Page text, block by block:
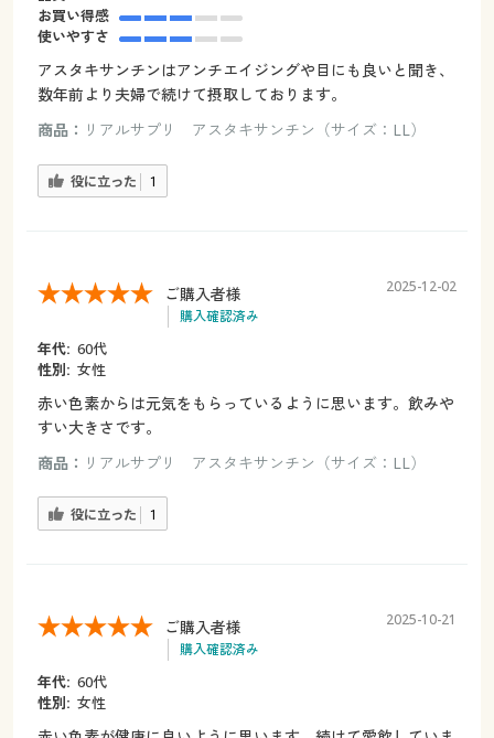
お買い得感
使いやすさ
アスタキサンチンはアンチエイジングや目にも良いと聞き、
数年前より夫婦で続けて摂取しております。
商品： リアルサプリ アスタキサンチン（サイズ：LL）
役に立った 1
ご購入者様
購入確認済み
2025-12-02
年代: 60代
性別: 女性
赤い色素からは元気をもらっているように思います。飲みや
すい大きさです。
商品： リアルサプリ アスタキサンチン（サイズ：LL）
役に立った 1
ご購入者様
購入確認済み
2025-10-21
年代: 60代
性別: 女性